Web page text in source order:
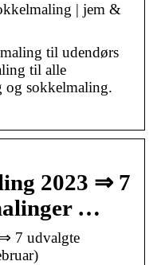
| jem &
til udendørs
til alle
og sokkelmaling.
2023 ⇒ 7
…
7 udvalgte